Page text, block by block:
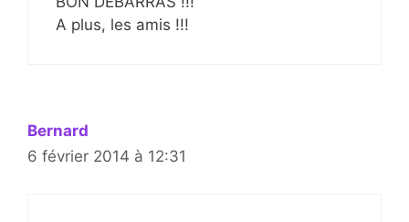
A plus, les amis !!!
Bernard
6 février 2014 à 12:31